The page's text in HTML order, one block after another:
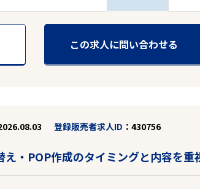
この求人に問い合わせる
登録販売者求人ID 430756
・POP作成のタイミングと内容を重